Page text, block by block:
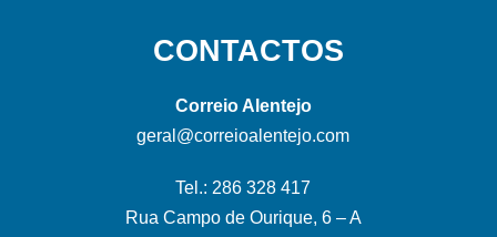
CONTACTOS
Correio Alentejo
geral@correioalentejo.com
Tel.: 286 328 417
Rua Campo de Ourique, 6 – A